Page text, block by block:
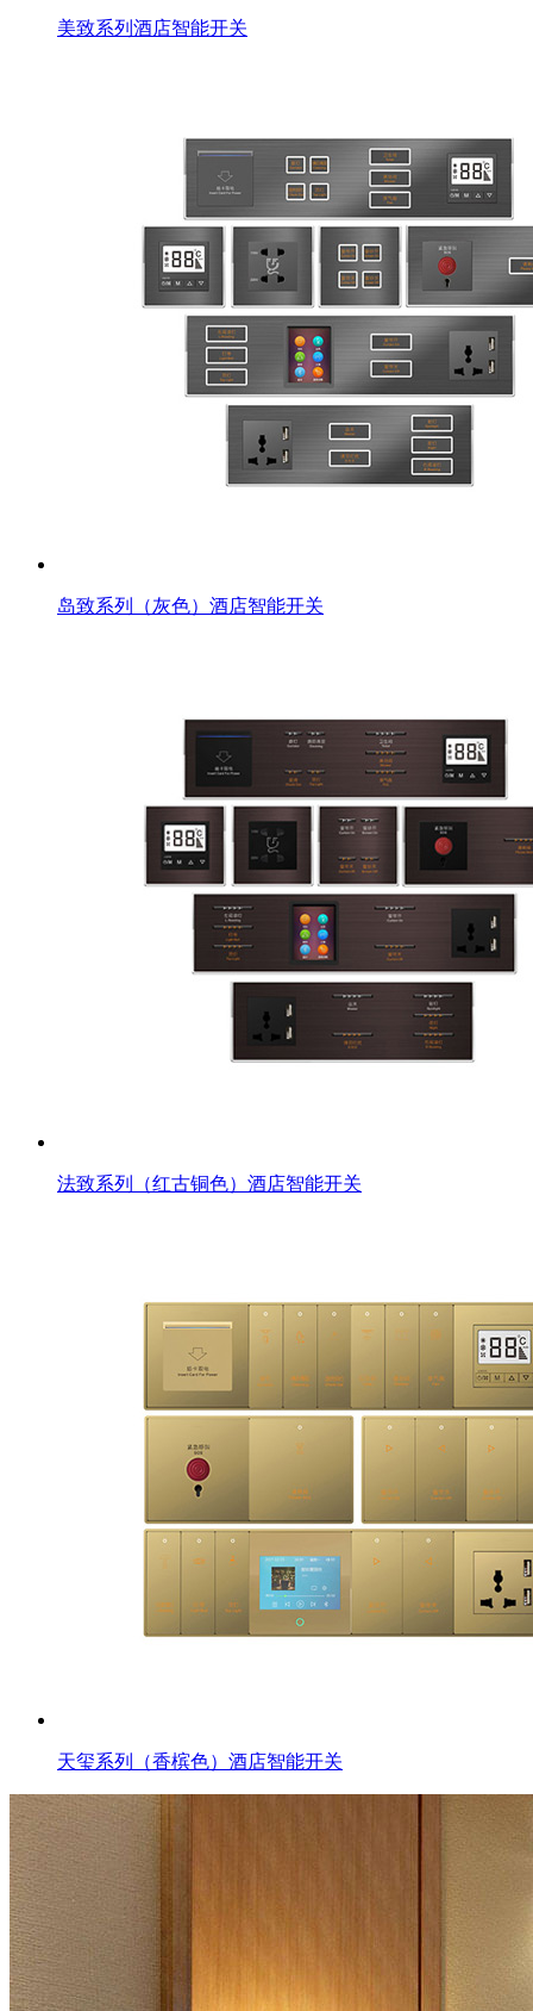
美致系列酒店智能开关
岛致系列（灰色）酒店智能开关
法致系列（红古铜色）酒店智能开关
天玺系列（香槟色）酒店智能开关